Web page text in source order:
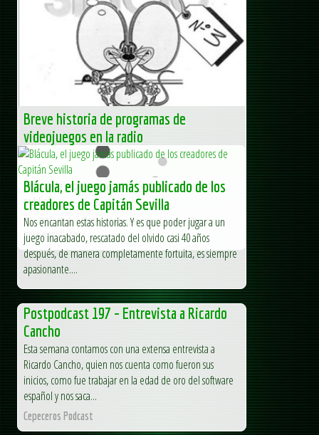
Breve historia de programas de
videojuegos en la radio
Breve historia de programas de videojuegos en la radio
Podéis disfrutar de una versión sonora... La entrada Breve
historia de programas de videojuegos en la radio se
publicó...
MS-DOS Club - Club de Informática clásica - Obsoletos
pero orgullosos
Blácula, el juego jamás publicado de los
creadores de Capitán Sevilla
Nos encantan estas historias. Y es que poder jugar a un
juego inacabado, rescatado del olvido casi 40 años
después, de manera completamente fortuita, es siempre
apasionante....
Postpodcast 197 – Entrevista a Ricardo
Cancho
Esta semana contamos con una extensa entrevista a
Ricardo Cancho, quien nos cuenta como fueron sus
inicios, como fue trabajar en la edad de oro del software
español y nos saca...
Cepeceros Podcast